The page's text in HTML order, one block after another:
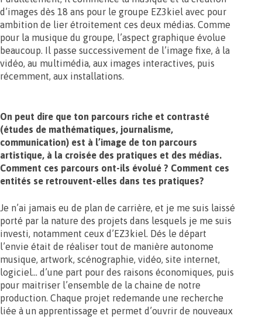
d’images dès 18 ans pour le groupe EZ3kiel avec pour
ambition de lier étroitement ces deux médias. Comme
pour la musique du groupe, l’aspect graphique évolue
beaucoup. Il passe successivement de l’image fixe, à la
vidéo, au multimédia, aux images interactives, puis
récemment, aux installations.
On peut dire que ton parcours riche et contrasté
(études de mathématiques, journalisme,
communication) est à l’image de ton parcours
artistique, à la croisée des pratiques et des médias.
Comment ces parcours ont-ils évolué ? Comment ces
entités se retrouvent-elles dans tes pratiques?
Je n’ai jamais eu de plan de carrière, et je me suis laissé
porté par la nature des projets dans lesquels je me suis
investi, notamment ceux d’EZ3kiel. Dés le départ
l’envie était de réaliser tout de manière autonome
musique, artwork, scénographie, vidéo, site internet,
logiciel… d’une part pour des raisons économiques, puis
pour maitriser l’ensemble de la chaine de notre
production. Chaque projet redemande une recherche
liée à un apprentissage et permet d’ouvrir de nouveaux